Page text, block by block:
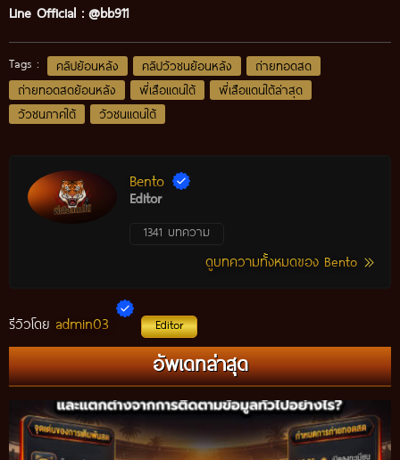
Line Official : @bb911
Tags : คลิปย้อนหลัง คลิปวัวชนย้อนหลัง
ถ่ายทอดสด
ถ่ายทอดสดย้อนหลัง
พี่เสือแดนใต้
พี่เสือแดนใต้ล่าสุด
วัวชนภาคใต้
วัวชนแดนใต้
Bento
Editor
1341 บทความ
ดูบทความทั้งหมดของ Bento
รีวิวโดย admin03 Editor
อัพเดทล่าสุด